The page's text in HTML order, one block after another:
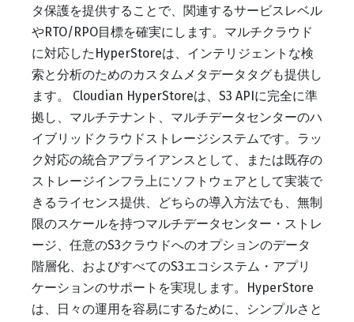
タ保護を提供することで、関連するサービスレベル
やRTO/RPO目標を確実にします。マルチクラウド
に対応したHyperStoreは、インテリジェントな検
索と分析のためのカスタムメタデータタグも提供し
ます。 Cloudian HyperStoreは、S3 APIに完全に準
拠し、マルチテナント、マルチデータセンターのハ
イブリッドクラウドストレージシステムです。ラッ
ク対応の統合アプライアンスとして、または既存の
ストレージインフラ上にソフトウェアとして実装で
きるライセンス提供、どちらの導入方法でも、無制
限のスケールを持つマルチデータセンター・ストレ
ージ、任意のS3クラウドへのオプションのデータ
階層化、およびすべてのS3エコシステム・アプリ
ケーションのサポートを実現します。HyperStore
は、日々の運用を容易にするために、シンプルさと